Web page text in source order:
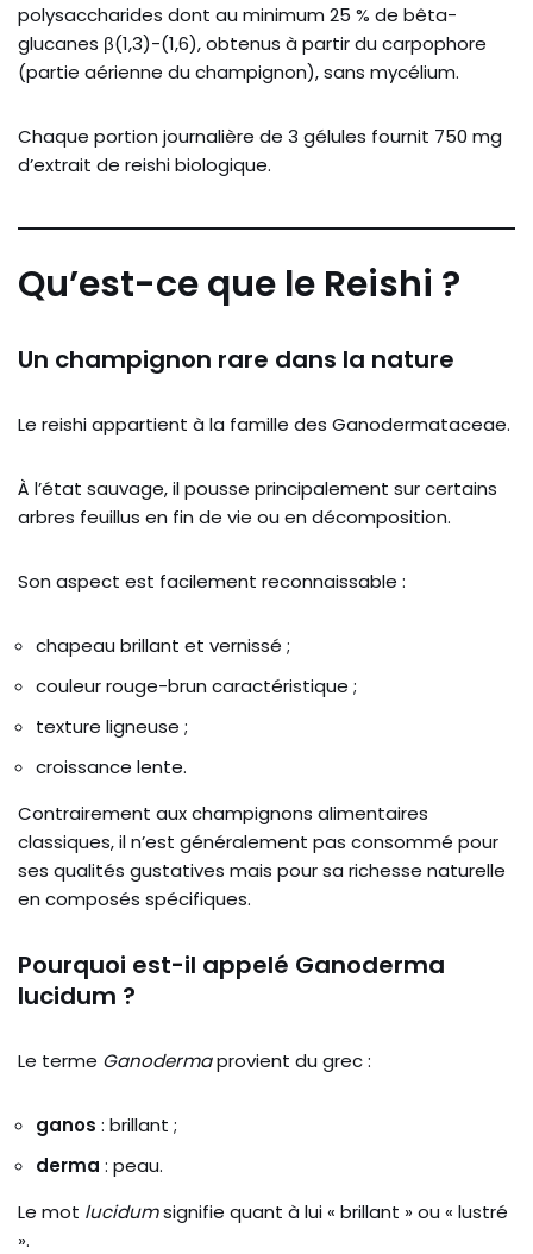
polysaccharides dont au minimum 25 % de bêta-
glucanes β(1,3)-(1,6), obtenus à partir du carpophore
(partie aérienne du champignon), sans mycélium.
Chaque portion journalière de 3 gélules fournit 750 mg
d’extrait de reishi biologique.
Qu’est-ce que le Reishi ?
Un champignon rare dans la nature
Le reishi appartient à la famille des Ganodermataceae.
À l’état sauvage, il pousse principalement sur certains
arbres feuillus en fin de vie ou en décomposition.
Son aspect est facilement reconnaissable :
chapeau brillant et vernissé ;
couleur rouge-brun caractéristique ;
texture ligneuse ;
croissance lente.
Contrairement aux champignons alimentaires
classiques, il n’est généralement pas consommé pour
ses qualités gustatives mais pour sa richesse naturelle
en composés spécifiques.
Pourquoi est-il appelé Ganoderma
lucidum ?
Le terme Ganodermaprovient du grec :
ganos : brillant ;
derma : peau.
Le mot lucidumsignifie quant à lui « brillant » ou « lustré
».